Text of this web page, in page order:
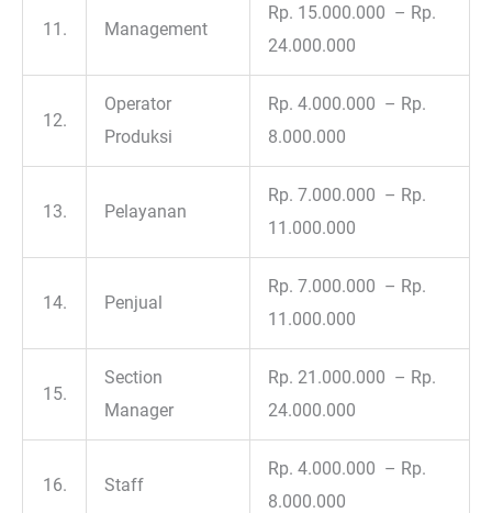
11. Management
Rp. 15.000.000 – Rp.
24.000.000
12.
Operator
Produksi
Rp. 4.000.000 – Rp.
8.000.000
13. Pelayanan
Rp. 7.000.000 – Rp.
11.000.000
14. Penjual
Rp. 7.000.000 – Rp.
11.000.000
15.
Section
Manager
Rp. 21.000.000 – Rp.
24.000.000
16. Staff
Rp. 4.000.000 – Rp.
8.000.000